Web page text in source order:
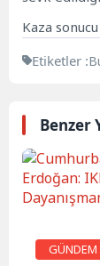
Kaza
Etiketler :
Benzer
GÜNDEM